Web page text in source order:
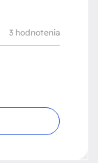
3 hodnotenia